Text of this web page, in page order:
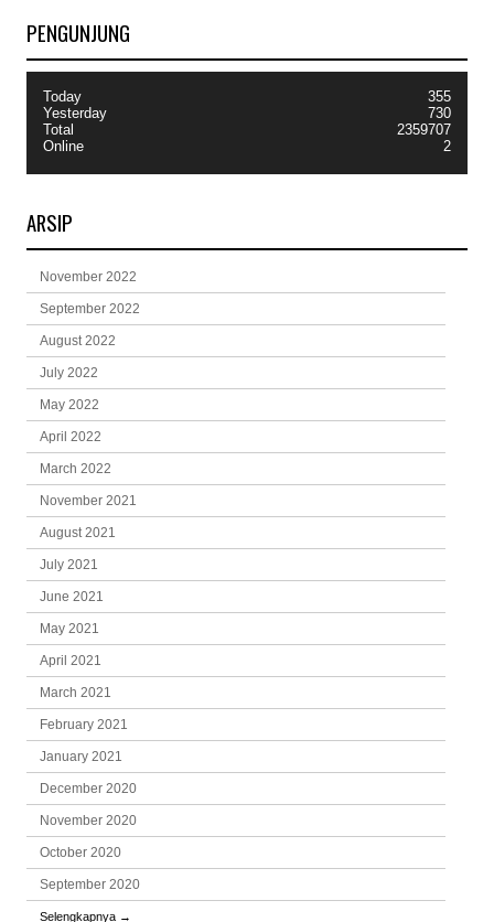
PENGUNJUNG
Today
Yesterday
Total
Online
355
730
2359707
2
ARSIP
November 2022
September 2022
August 2022
July 2022
May 2022
April 2022
March 2022
November 2021
August 2021
July 2021
June 2021
May 2021
April 2021
March 2021
February 2021
January 2021
December 2020
November 2020
October 2020
September 2020
Selengkapnya →